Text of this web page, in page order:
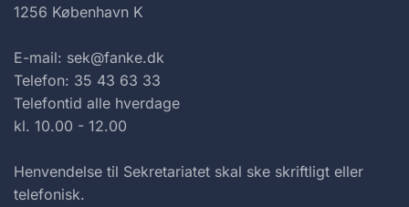
1256 København K
E-mail: sek@fanke.dk
Telefon: 35 43 63 33
Telefontid alle hverdage
kl. 10.00 - 12.00
Henvendelse til Sekretariatet skal ske skriftligt eller
telefonisk.